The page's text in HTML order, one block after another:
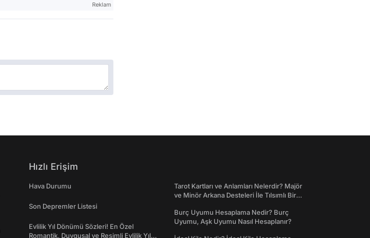
Reklam
Hızlı Erişim
Hava Durumu
Son Depremler Listesi
Evlilik Yıl Dönümü Sözleri! En Özel
Romantik, Duygusal ve Resimli Evlilik Yıl
Tarot Kartları ve Anlamları Nelerdir? Majör
ve Minör Arkana Desteleri İle Tılsımlı Bir
Burç Uyumu Hesaplama Nedir? Burç
Uyumu, Aşk Uyumu Nasıl Hesaplanır?